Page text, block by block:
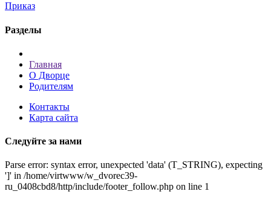
Приказ
Разделы
Главная
О Дворце
Родителям
Контакты
Карта сайта
Следуйте за нами
Parse error: syntax error, unexpected 'data' (T_STRING), expecting
']' in /home/virtwww/w_dvorec39-
ru_0408cbd8/http/include/footer_follow.php on line 1